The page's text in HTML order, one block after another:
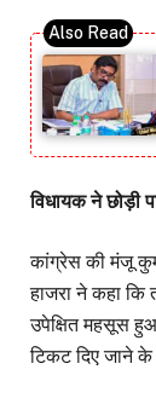
विधायक ने छोड़ी
कांग्रेस की मंजू
हाजरा ने कहा
उपेक्षित महसूस
टिकट दिए जाने के